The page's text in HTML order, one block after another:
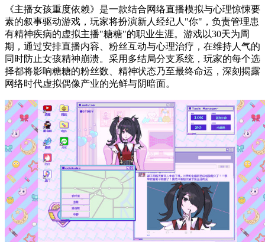
《主播女孩重度依赖》是一款结合网络直播模拟与心理惊悚要
素的叙事驱动游戏，玩家将扮演新人经纪人"你"，负责管理患
有精神疾病的虚拟主播"糖糖"的职业生涯。游戏以30天为周
期，通过安排直播内容、粉丝互动与心理治疗，在维持人气的
同时防止女孩精神崩溃。采用多结局分支系统，玩家的每个选
择都将影响糖糖的粉丝数、精神状态乃至最终命运，深刻揭露
网络时代虚拟偶像产业的光鲜与阴暗面。